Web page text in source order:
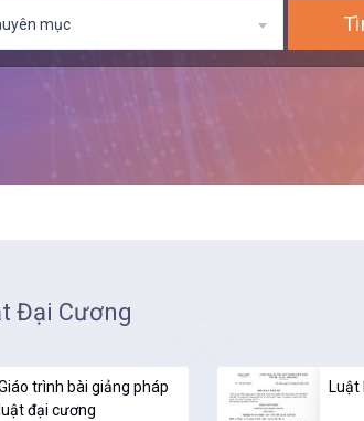
mục
Đại Cương
trình bài giảng pháp
luật đại cương
Luật